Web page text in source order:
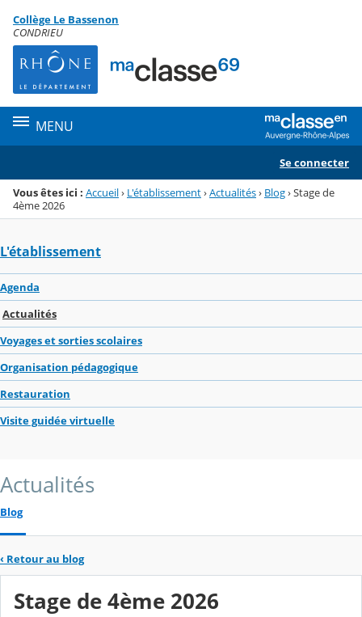
Menu de la rubrique
Contenu
Collège Le Bassenon
CONDRIEU
MENU
Se connecter
Vous êtes ici : Accueil› L'établissement›Actualités› Blog›Stage de
4ème 2026
L'établissement
Agenda
Actualités
Voyages et sorties scolaires
Organisation pédagogique
Restauration
Visite guidée virtuelle
Actualités
Blog
‹ Retour au blog
Stage de 4ème 2026